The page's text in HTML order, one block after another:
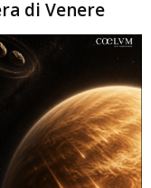
di Venere